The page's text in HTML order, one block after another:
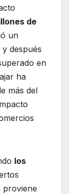
de
un
después
en
ha
más del
los
proviene